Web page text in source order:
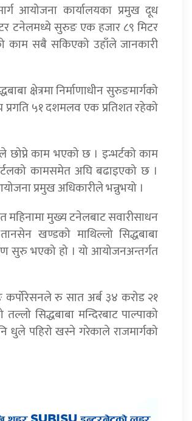
आयोजना कार्यालयका प्रमुख दूध
टनेलमध्ये सुरुङ एक हजार ८९ मिटर
काम सबै सकिएको उहाँले जानकारी
क्षेत्रमा निर्माणाधीन सुरुङमार्गको
५१ दशमलव एक प्रतिशत रहेको
छोप्ने काम भएको छ । इन्भर्टको काम
कामसमेत अघि बढाइएको छ ।
प्रमुख अधिकारीले भन्नुभयो ।
महिनामा मुख्य टनेलबाट सवारीसाधन
खण्डको माथिल्लो सिद्धबाबा
सुरु भएको हो । यो आयोजनअन्तर्गत
कर्पोरेसनले रु सात अर्ब ३४ करोड २१
सिद्धबाबा मन्दिरबाट पाल्पाको
धुले पहिरो खस्ने गरेकाले राजमार्गको